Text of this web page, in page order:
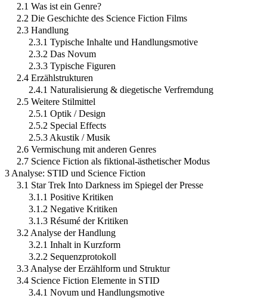
2.1 Was ist ein Genre?
2.2 Die Geschichte des Science Fiction Films
2.3 Handlung
2.3.1 Typische Inhalte und Handlungsmotive
2.3.2 Das Novum
2.3.3 Typische Figuren
2.4 Erzählstrukturen
2.4.1 Naturalisierung & diegetische Verfremdung
2.5 Weitere Stilmittel
2.5.1 Optik / Design
2.5.2 Special Effects
2.5.3 Akustik / Musik
2.6 Vermischung mit anderen Genres
2.7 Science Fiction als fiktional-ästhetischer Modus
3 Analyse: STID und Science Fiction
3.1 Star Trek Into Darkness im Spiegel der Presse
3.1.1 Positive Kritiken
3.1.2 Negative Kritiken
3.1.3 Résumé der Kritiken
3.2 Analyse der Handlung
3.2.1 Inhalt in Kurzform
3.2.2 Sequenzprotokoll
3.3 Analyse der Erzählform und Struktur
3.4 Science Fiction Elemente in STID
3.4.1 Novum und Handlungsmotive